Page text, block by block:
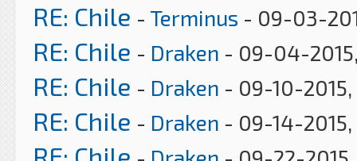
RE: Chile - Terminus - 09-03-
RE: Chile - Draken - 09-04-
RE: Chile - Draken - 09-10-
RE: Chile - Draken - 09-14-